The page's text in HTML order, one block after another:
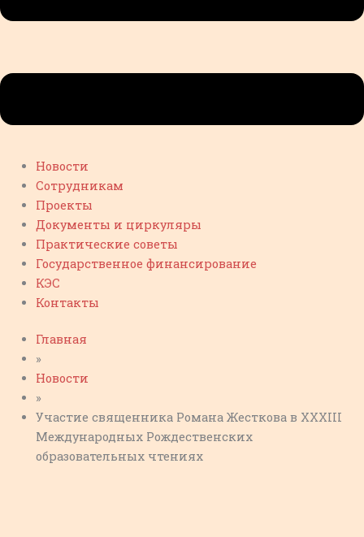
Новости
Сотрудникам
Проекты
Документы и циркуляры
Практические советы
Государственное финансирование
КЭС
Контакты
Главная
»
Новости
»
Участие священника Романа Жесткова в XXXIII
Международных Рождественских
образовательных чтениях